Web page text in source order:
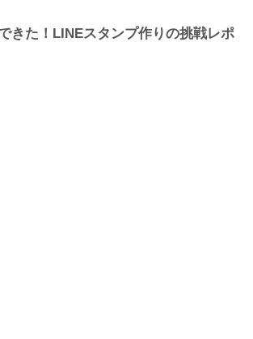
きた！LINEスタンプ作りの挑戦レポ